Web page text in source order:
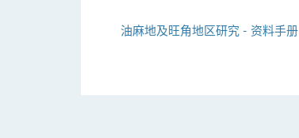
油麻地及旺角地区研究 - 资料手册